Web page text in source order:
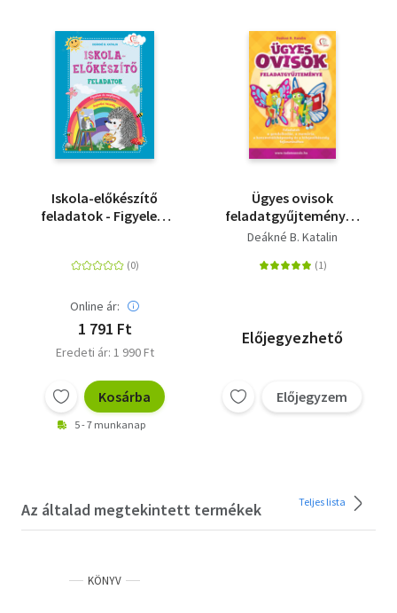
Iskola-előkészítő
feladatok - Figyelem
rajzolási készség
Online ár:
1 791 Ft
Eredeti ár: 1 990 Ft
Kosárba
5 - 7 munkanap
Ügyes ovisok
feladatgyűjteménye -
Feladatok a
memória, a
Deákné B. Katalin
Előjegyezhető
Előjegyzem
Az általad megtekintett termékek Teljes lista
KÖNYV